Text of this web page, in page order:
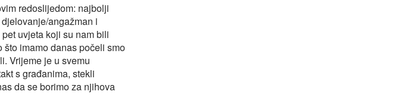
redoslijedom: najbolji
angažman i
uvjeta koji su nam bili
imamo danas počeli smo
Vrijeme je u svemu
s građanima, stekli
da se borimo za njihova